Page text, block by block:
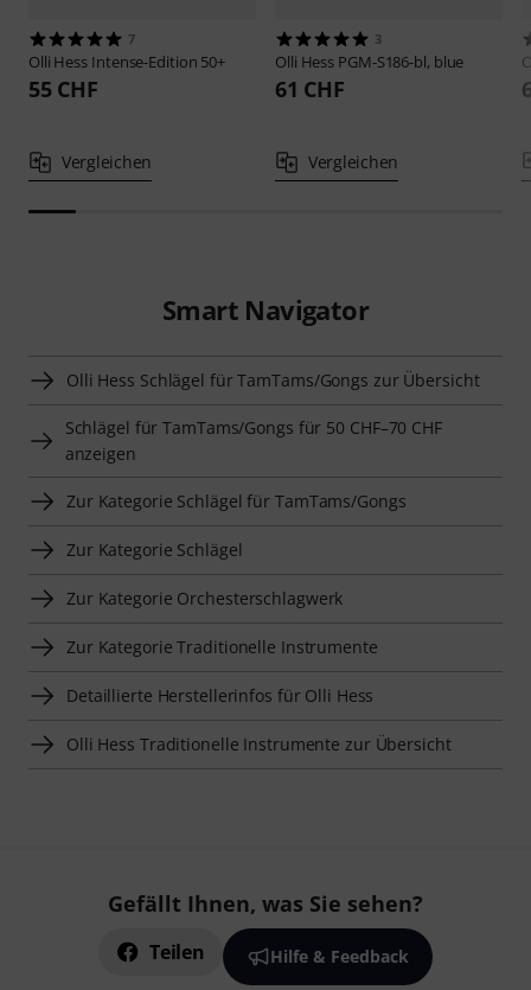
7
Olli Hess Intense-Edition 50+
55 CHF
Vergleichen
3
Olli Hess PGM-S186-bl, blue
61 CHF
Vergleichen
Smart Navigator
Olli Hess Schlägel für TamTams/Gongs zur Übersicht
Schlägel für TamTams/Gongs für 50 CHF–70 CHF
anzeigen
Zur Kategorie Schlägel für TamTams/Gongs
Zur Kategorie Schlägel
Zur Kategorie Orchesterschlagwerk
Zur Kategorie Traditionelle Instrumente
Detaillierte Herstellerinfos für Olli Hess
Olli Hess Traditionelle Instrumente zur Übersicht
Gefällt Ihnen, was Sie sehen?
Teilen Hilfe & Feedback